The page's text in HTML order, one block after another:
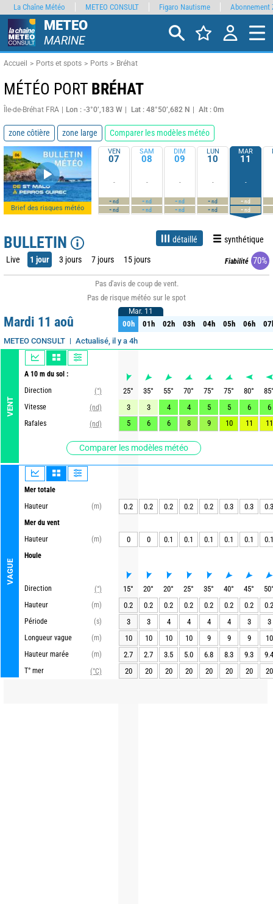
METEO
MARINE
Accueil Ports et spots Ports Bréhat
MÉTÉO PORT BRÉHAT
Île-de-Bréhat FRA Lon : -3°0’,183 W Lat : 48°50’,682 N Alt : 0m
zone côtière zone large Comparer les modèles météo
Brief des risques météo
VEN
07
-
-nd
-nd
SAM
08
-
-nd
-nd
DIM
09
-
-nd
-nd
LUN
10
-
-nd
-nd
MAR
11
-
-nd
-nd
BULLETIN détaillé synthétique
Live 1 jour 3 jours 7 jours 15 jours Fiabilité 70%
Pas d'avis de coup de vent.
Pas de risque météo sur le spot
Mardi 11 aoû
METEO CONSULT Actualisé, il y a 4h
VENT
A 10 m du sol :
Direction
(°)
Vitesse
(nd)
Rafales
(nd)
Comparer les modèles météo
VAGUE
Mer totale
Hauteur
(m)
Mer du vent
Hauteur
(m)
Houle
Direction
(°)
Hauteur
(m)
Période
(s)
Longueur vague
(m)
Hauteur marée
(m)
T° mer
(°C)
Mar. 11
00h 01h 02h 03h 04h 05h 06h
Mar. 11
00h 01h 02h 03h 04h 05h 06h
25° 35° 55° 70° 75° 75° 80° 85
3
3 4 4 5 5 6
6
5
6 6 8 9 10 11 11
0.2 0.2 0.2 0.2 0.2 0.3 0.3 0.3
0 0 0.1 0.1 0.1 0.1 0.1 0.1
15° 20° 20° 25° 35° 40° 45° 50
0.2
0.2 0.2 0.2 0.2 0.2 0.2
0.2
3
3 4 4 4 4 3
3
10
10 10 10 9 9 9
10
2.7
2.7 3.5 5.0 6.8 8.3 9.3
9.4
20
20 20 20 20 20 20 20
La Chaîne Météo METEO CONSULT Figaro Nautisme Abonnement